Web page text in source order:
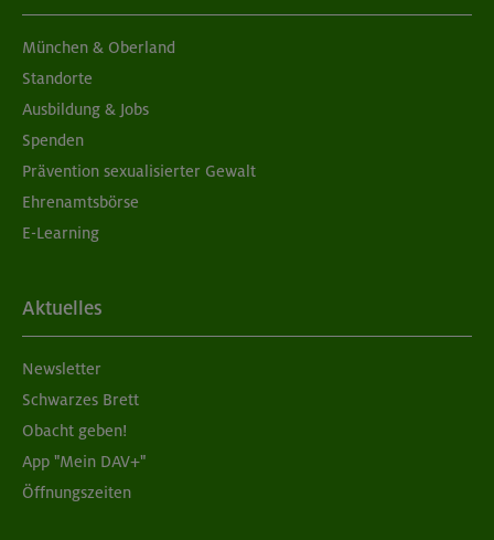
München & Oberland
Standorte
Ausbildung & Jobs
Spenden
Prävention sexualisierter Gewalt
Ehrenamtsbörse
E-Learning
Aktuelles
Newsletter
Schwarzes Brett
Obacht geben!
App "Mein DAV+"
Öffnungszeiten